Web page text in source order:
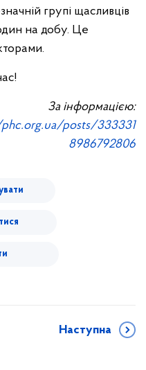
групі щасливців
на добу. Це
За інформацією:
posts/333331
8986792806
Наступна